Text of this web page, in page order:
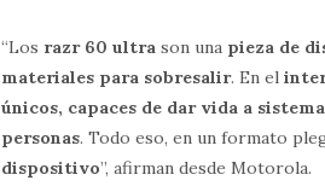
“Los razr 60 ultra son una pieza de
materiales para sobresalir. En el
únicos, capaces de dar vida a
personas. Todo eso, en un formato
dispositivo”, afirman desde Motorola.